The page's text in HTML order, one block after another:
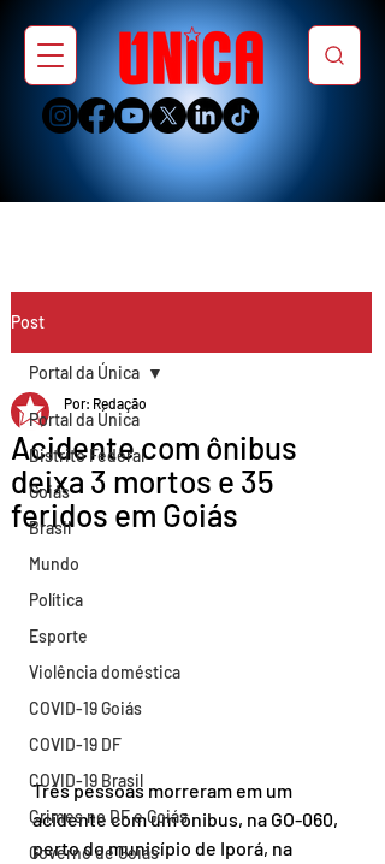
Post
Portal da Única
Distrito Federal
Goiás
Brasil
Mundo
Política
Esporte
Violência doméstica
COVID-19 Goiás
COVID-19 DF
COVID-19 Brasil
Crimes no DF e Goiás
Governo de Goiás
Portal da Única
Acidente com ônibus
deixa 3 mortos e 35
feridos em Goiás
Por: Redação
Três pessoas morreram em um
acidente com um ônibus, na GO-060,
perto do município de Iporá, na